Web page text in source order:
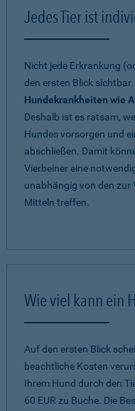
Jedes Tier ist
Nicht jede Erkrankung
den ersten Blick
Hundekrankheiten wie
Deshalb ist es ratsam,
Hundes vorsorgen und
abschließen. Damit
Vierbeiner eine
unabhängig von den zur
Mitteln treffen.
Wie viel kann ein
Auf den ersten Blick
beachtliche Kosten
Ihrem Hund durch den
60 EUR zu Buche. Die